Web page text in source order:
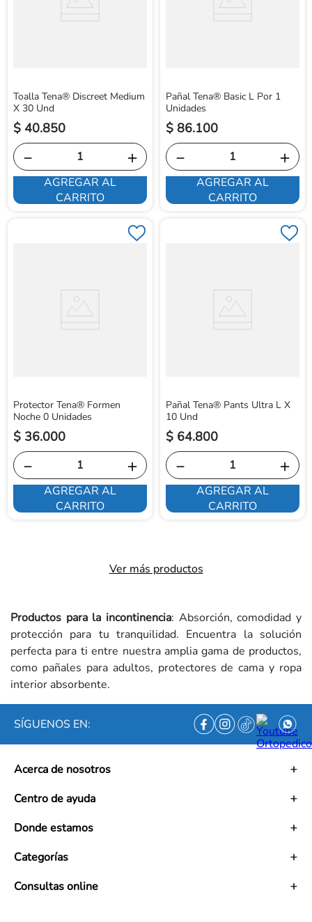
Toalla Tena® Discreet Medium
X 30 Und
$ 40.850
＋
－
AGREGAR AL
CARRITO
Pañal Tena® Basic L Por 1
Unidades
$ 86.100
＋
－
AGREGAR AL
CARRITO
Protector Tena® Formen
Noche 0 Unidades
$ 36.000
＋
－
AGREGAR AL
CARRITO
Pañal Tena® Pants Ultra L X
10 Und
$ 64.800
＋
－
AGREGAR AL
CARRITO
Ver más productos
Productos para la incontinencia: Absorción, comodidad y
protección para tu tranquilidad. Encuentra la solución
perfecta para ti entre nuestra amplia gama de productos,
como pañales para adultos, protectores de cama y ropa
interior absorbente.
SÍGUENOS EN:
Acerca de nosotros
Misión
Trabaja con nosotros
Ética empresarial
Centro de ayuda
Políticas de tratamiento de datos personales
PQRS y Garantías
Políticas de cambios y garantías Retail y Mayoristas
Donde estamos
Mapa de tiendas
Contacto
Categorías
Bienestar en Casa
Consultas online